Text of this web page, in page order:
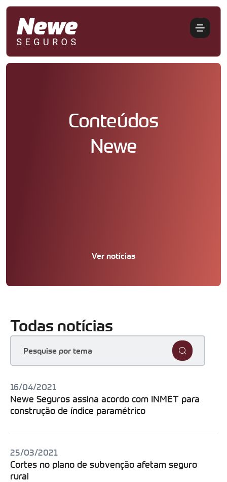
Conteúdos
Newe
Ver notícias
Todas notícias
16/04/2021
Newe Seguros assina acordo com INMET para
construção de índice paramétrico
25/03/2021
Cortes no plano de subvenção afetam seguro
rural